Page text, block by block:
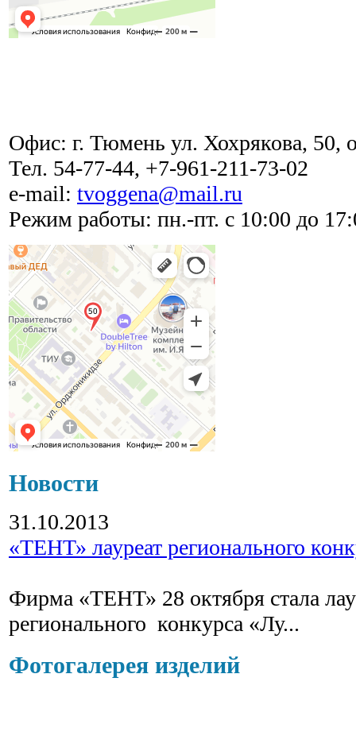
Офис: г. Тюмень ул. Хохрякова, 50,
Тел. 54-77-44, +7-961-211-73-02
e-mail: tvoggena@mail.ru
Режим работы: пн.-пт. с 10:00 до
Новости
31.10.2013
«ТЕНТ» лауреат регионального
Фирма «ТЕНТ» 28 октября стала
регионального конкурса «Лу...
Фотогалерея изделий